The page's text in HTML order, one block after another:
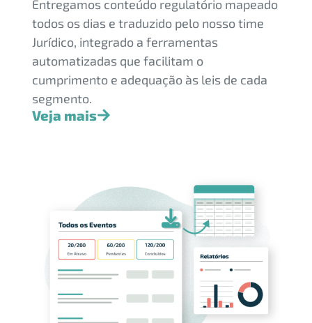
Entregamos conteúdo regulatório mapeado
todos os dias e traduzido pelo nosso time
Jurídico, integrado a ferramentas
automatizadas que facilitam o
cumprimento e adequação às leis de cada
segmento.
Veja mais